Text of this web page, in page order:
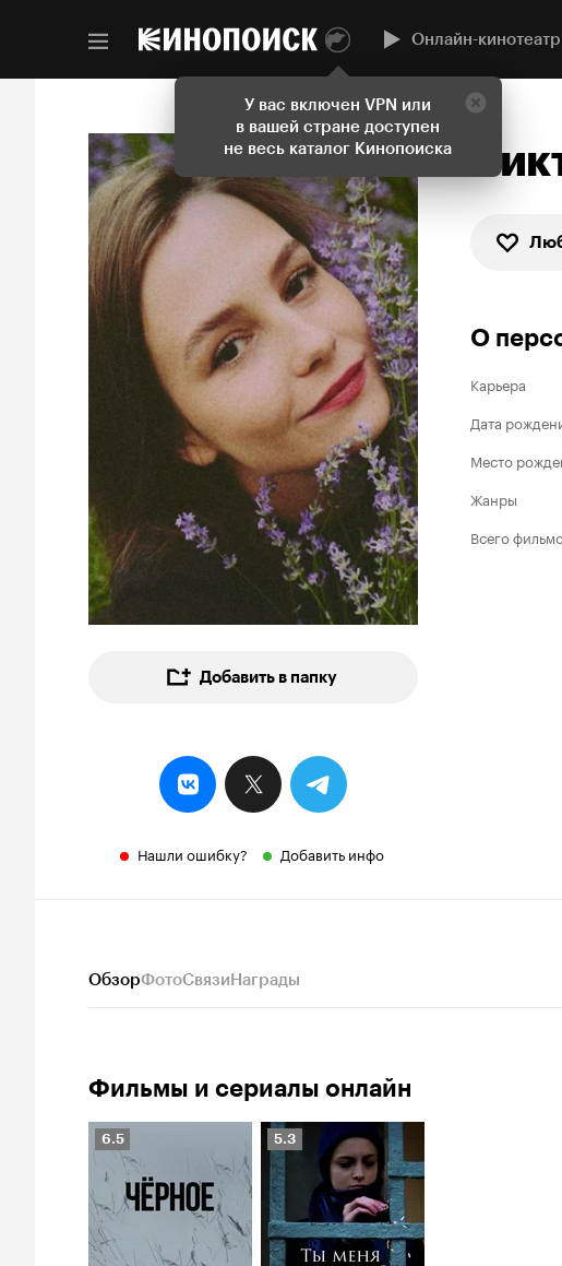
У вас включен VPN или
в вашей стране доступен
не весь каталог Кинопоиска
Онлайн-кинотеатр
Добавить в папку
Нашли ошибку? Добавить инфо
О
Карьера
Дата
Место
Жанры
Всего
ОбзорФотоСвязиНаграды
Фильмы и сериалы онлайн
Рейтинг
Кинопоиска
6.5
6.5
Рейтинг
Кинопоиска
5.3
5.3